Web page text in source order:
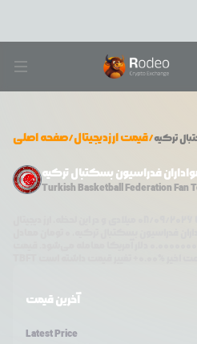
صفحه اصلی/قیمت ارزدیجیتال/ترکیه
فدراسیون بسکتبال ترکیه
Turkish Basketball Federation Fan
آخرین قیمت
Latest Price